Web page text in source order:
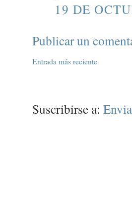
19 DE
Publicar un
Entrada más reciente
Suscribirse a: